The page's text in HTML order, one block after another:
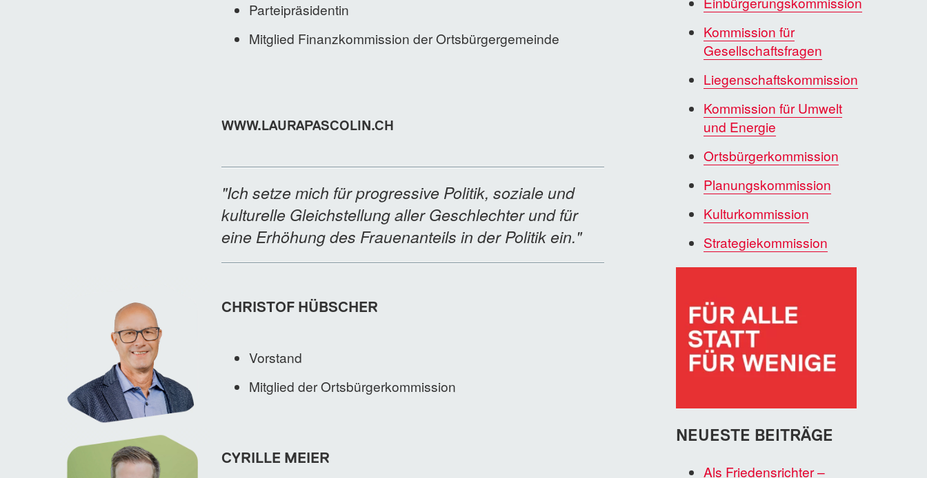
Parteipräsidentin
Mitglied Finanzkommission der Ortsbürgergemeinde
WWW.LAURAPASCOLIN.CH
"Ich setze mich für progressive Politik, soziale und
kulturelle Gleichstellung aller Geschlechter und für
eine Erhöhung des Frauenanteils in der Politik ein."
CHRISTOF HÜBSCHER
Vorstand
Mitglied der Ortsbürgerkommission
CYRILLE MEIER
Kommission für
Gesellschaftsfragen
Liegenschaftskommission
Kommission für Umwelt
und Energie
Ortsbürgerkommission
Planungskommission
Kulturkommission
Strategiekommission
NEUESTE BEITRÄGE
Als Friedensrichter –